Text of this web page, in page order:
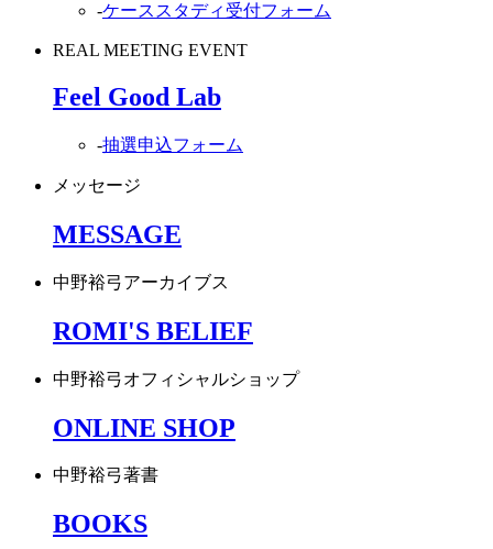
-ケーススタディ受付フォーム
REAL MEETING EVENT
Feel Good Lab
-抽選申込フォーム
メッセージ
MESSAGE
中野裕弓アーカイブス
ROMI'S BELIEF
中野裕弓オフィシャルショップ
ONLINE SHOP
中野裕弓著書
BOOKS